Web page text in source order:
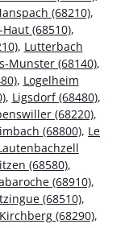
(68210),
(68510),
, Lutterbach
Munster (68140),
, Logelheim
, Ligsdorf (68480),
(68220),
(68800), Le
(68580),
(68910),
(68510),
Kirchberg (68290),